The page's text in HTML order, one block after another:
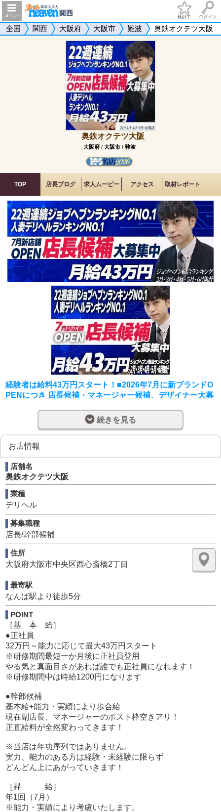
検討中 ログイン
全国 関西 大阪府 大阪市 難波 奥鉄オクテツ大阪
奥鉄オクテツ大阪
大阪府/ 大阪市/ 難波
TOP 店長ブログ 求人ムービー アクセス 取材レポート
経験者は給料43万円スタート！■2026年7月に新ブランドO
PENにつき 店長候補・マネージャー候補、デザイナー大募
(しっかりと向き合う面接に是非いらして下さい)
■2026年7月に新ブランドOPENにつき
店長候補・マネージャー候補、受付スタッフ大募集中！
経験者優遇
入社3か月で店長昇格も可能！
ポスト空いています！
未経験の方・35歳以上のミドル世代の方・女性の方も是非
ご応募下さい！！
・・・・・・・・・・・・・・・・・・・・・・・・・・
・・・・・・・・・
奥鉄オクテツなら
1日10時間以上の勤務やサービス残業はありません！
勤務時間は
9：00～18：00
16：00～25：00
の2交代制
残業はほとんど無し
休日は隔週で2日
隔週で必ず2連休は取得出来ます！
・スタッフ全員社会保険加入済み
・やむを得ない場合を除いて残業は無し
※お店から残業をお願いした場合は他の出勤日で
早く帰る等して調整するもしくは残業手当も付きます！
・有給休暇は100％消化して下さい。
・毎年昇給有り
奥鉄グループに派手さはありませんが正直で真面目なグル
ープです。
お店
それが奥鉄グループの1番の魅力です！
続きを見る
お店情報
店舗名
奥鉄オクテツ大阪
業種
デリヘル
募集職種
店長/幹部候補
住所
大阪府大阪市中央区西心斎橋2丁目
最寄駅
なんば駅より徒歩5分
POINT
［基 本 給］
●正社員
32万円～能力に応じて最大43万円スタート
※研修期間最短一か月後に正社員登用
やる気と真面目さがあれば誰でも正社員になれます！
※研修期間中は時給1200円になります
●幹部候補
基本給+能力・実績により歩合給
現在副店長、マネージャーのポスト枠空きアリ！
正直給料が全然変わってきます！
※当店は年功序列ではありません。
実力、能力のある方は経験・未経験に限らず
どんどん上にあがっていきます！
［昇 給］
年1回（7月）
※能力・実績により考慮いたします。